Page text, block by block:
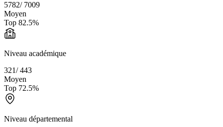
5782/ 7009
Moyen
Top 82.5%
Niveau académique
321/443
Moyen
Top 72.5%
Niveau départemental